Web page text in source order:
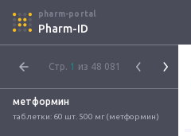
pharm-portal
Pharm-ID
Стр. 1 из 48 081
метформин
таблетки: 60 шт. 500 мг (метформин)